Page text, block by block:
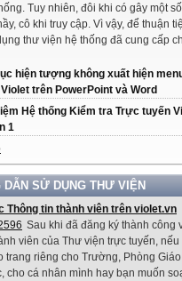
Tuy nhiên, đôi khi có gây một
cô khi truy cập. Vì vậy, để thuận
thư viện hệ thống đã cung cấp
hiện tượng không xuất hiện
trên PowerPoint và Word
Hệ thống Kiểm tra Trực tuyến
1
DẪN SỬ DỤNG THƯ VIỆN
Thông tin thành viên trên violet.vn
Sau khi đã đăng ký thành công
viên của Thư viện trực tuyến, nếu
trang riêng cho Trường, Phòng
cho cá nhân mình hay bạn muốn